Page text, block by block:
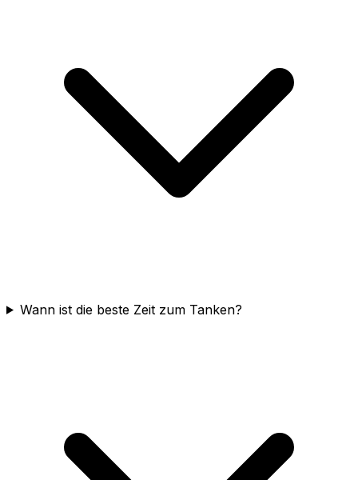
Wann ist die beste Zeit zum Tanken?